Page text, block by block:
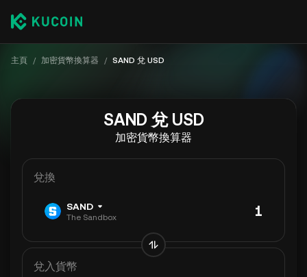
主頁 / 加密貨幣換算器 / SAND 兌 USD
SAND 兌 USD
加密貨幣換算器
兌換
SAND
The Sandbox
兌入貨幣